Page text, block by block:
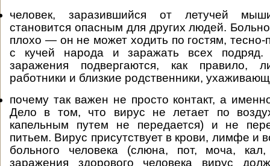
человек, заразившийся от летучей
становится опасным для других людей.
плохо — он не может ходить по гостям, тесно-
с кучей народа и заражать всех подряд.
заражения подвергаются, как правило,
работники и близкие родственники,
почему так важен не просто контакт, а
Дело в том, что вирус не летает по
капельным путем не передается) и не
питьем. Вирус присутствует в крови, лимфе и
больного человека (слюна, пот, моча,
заражения здорового человека вирус